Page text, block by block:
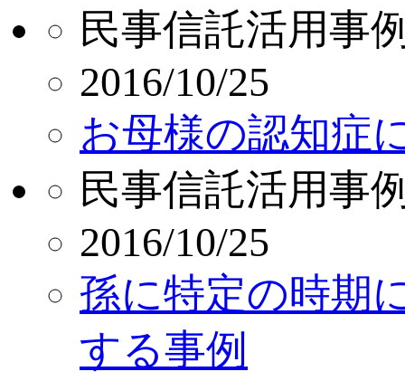
民事信託活用事
2016/10/25
お母様の認知症
民事信託活用事
2016/10/25
孫に特定の時期
する事例